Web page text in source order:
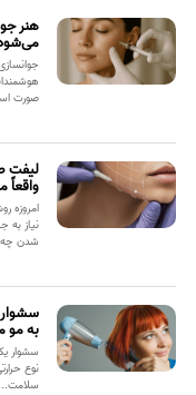
هنر
صورت
واقعاً
امروزه
نیاز
شدن
به مو
سشوار
نوع